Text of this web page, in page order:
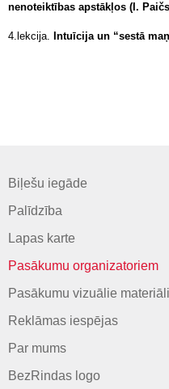
nenoteiktības apstākļos (I.
4.lekcija. Intuīcija un “sestā
Biļešu iegāde
Palīdzība
Lapas karte
Pasākumu organizatoriem
Pasākumu vizuālie materiāli
Reklāmas iespējas
Par mums
BezRindas logo